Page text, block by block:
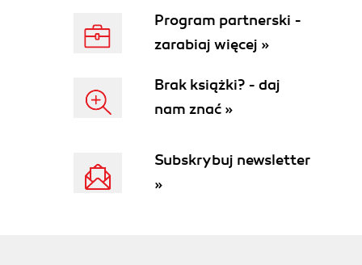
Program partnerski -
zarabiaj więcej »
Brak książki? - daj
nam znać »
Subskrybuj newsletter
»